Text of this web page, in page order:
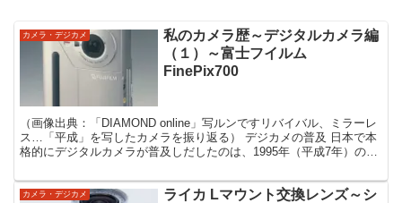
カメラ・デジカメ
私のカメラ歴～デジタルカメラ編
（１）～富士フイルム
FinePix700
（画像出典：「DIAMOND online」写ルンですリバイバル、ミラーレ
ス…「平成」を写したカメラを振り返る） デジカメの普及 日本で本
格的にデジタルカメラが普及しだしたのは、1995年（平成7年）のカ
カメラ・デジカメ
ライカ Lマウント交換レンズ～シ